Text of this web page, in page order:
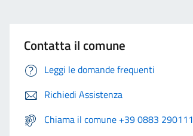
Contatta il comune
Leggi le domande frequenti
Richiedi Assistenza
Chiama il comune +39 0883 290111